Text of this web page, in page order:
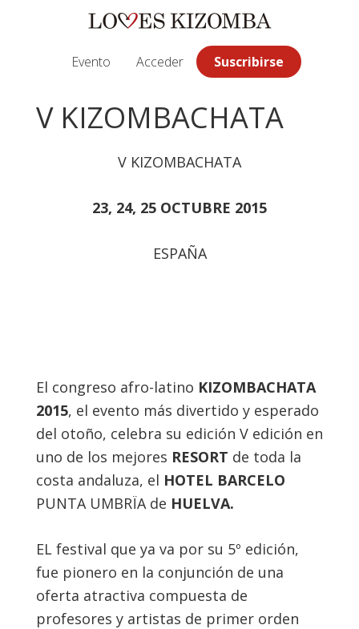
principal
lateral
principal
Evento Acceder Suscribirse
V KIZOMBACHATA
V KIZOMBACHATA
23, 24, 25 OCTUBRE 2015
ESPAÑA
El congreso afro-latino KIZOMBACHATA
2015, el evento más divertido y esperado
del otoño, celebra su edición V edición en
uno de los mejores RESORT de toda la
costa andaluza, el HOTEL BARCELO
PUNTA UMBRÏA de HUELVA.
EL festival que ya va por su 5º edición,
fue pionero en la conjunción de una
oferta atractiva compuesta de
profesores y artistas de primer orden